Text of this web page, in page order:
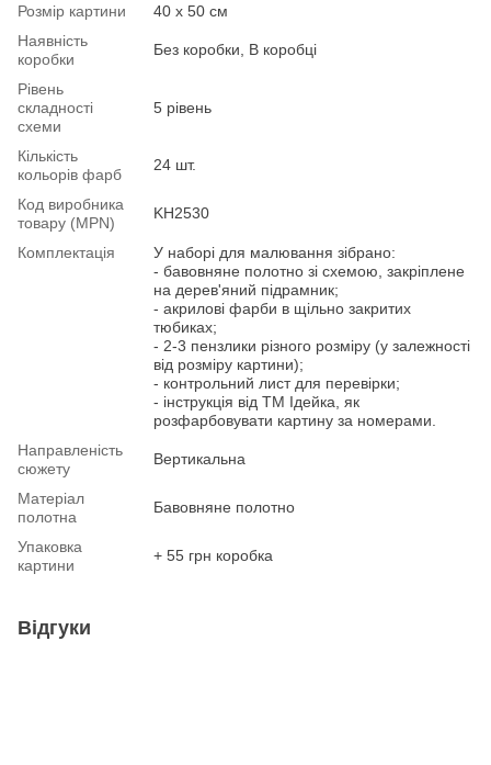
Розмір картини
40 х 50 см
Наявність
коробки
Без коробки, В коробці
Рівень
складності
схеми
5 рівень
Кількість
кольорів фарб
24 шт.
Код виробника
товару (MPN)
KH2530
Комплектація
У наборі для малювання зібрано:
- бавовняне полотно зі схемою, закріплене
на дерев'яний підрамник;
- акрилові фарби в щільно закритих
тюбиках;
- 2-3 пензлики різного розміру (у залежності
від розміру картини);
- контрольний лист для перевірки;
- інструкція від ТМ Ідейка, як
розфарбовувати картину за номерами.
Направленість
сюжету
Вертикальна
Матеріал
полотна
Бавовняне полотно
Упаковка
картини
+ 55 грн коробка
Відгуки